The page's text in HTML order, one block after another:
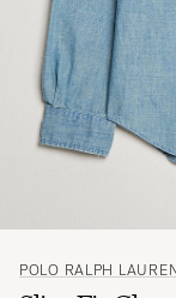
POLO RALPH